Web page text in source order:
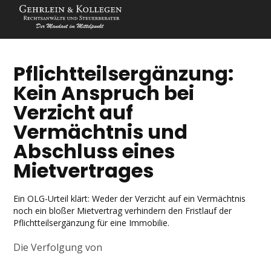
Pflichtteilsergänzung:
Kein Anspruch bei
Verzicht auf
Vermächtnis und
Abschluss eines
Mietvertrages
Ein OLG-Urteil klärt: Weder der Verzicht auf ein Vermächtnis
noch ein bloßer Mietvertrag verhindern den Fristlauf der
Pflichtteilsergänzung für eine Immobilie.
Die Verfolgung von